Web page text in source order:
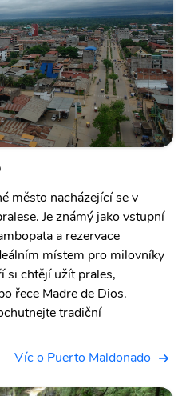
město nacházející se v
Je známý jako vstupní
a rezervace
místem pro milovníky
si chtějí užít prales,
řece Madre de Dios.
tradiční
Víc o Puerto Maldonado